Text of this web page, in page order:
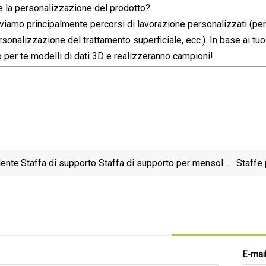
la personalizzazione del prodotto?
principalmente percorsi di lavorazione personalizzati
del trattamento superficiale, ecc.). In base ai
per te modelli di dati 3D e realizzeranno campioni!
Staffa di supporto Staffa di supporto per mensola
Staffe
E-